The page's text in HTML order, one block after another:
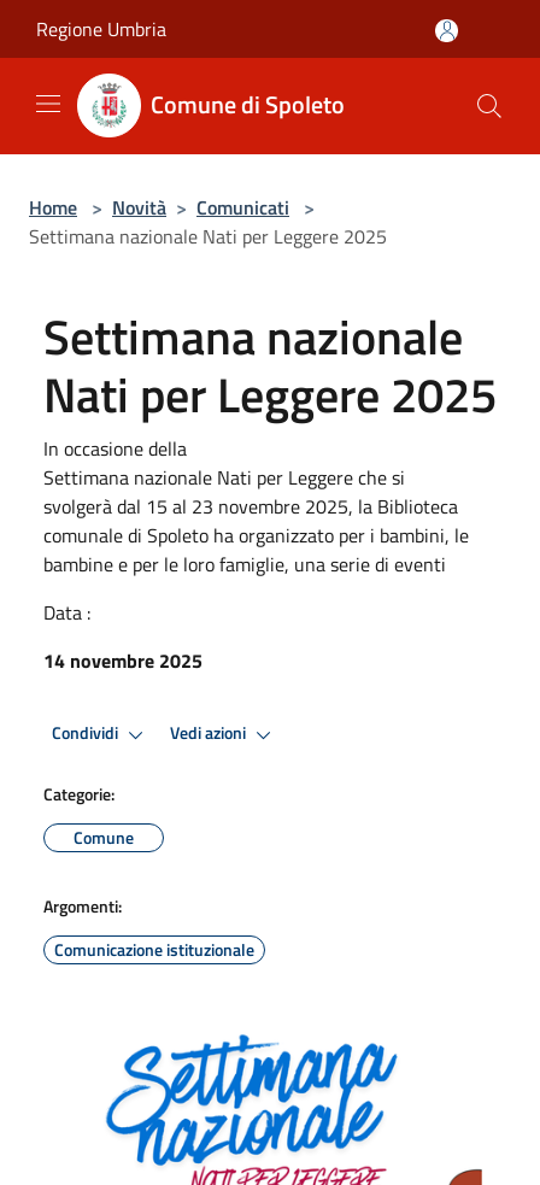
Regione Umbria
Comune di Spoleto
Home > Novità > Comunicati >
Settimana nazionale Nati per Leggere 2025
Settimana nazionale
Nati per Leggere 2025
In occasione della
Settimana nazionale Nati per Leggere che si
svolgerà dal 15 al 23 novembre 2025, la Biblioteca
comunale di Spoleto ha organizzato per i bambini, le
bambine e per le loro famiglie, una serie di eventi
Data :
14 novembre 2025
Condividi Vedi azioni
Categorie:
Comune
Argomenti:
Comunicazione istituzionale